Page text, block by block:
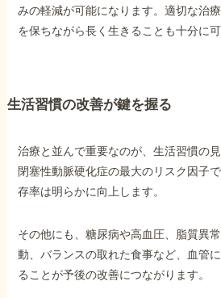
みの軽減が可能になります。適切な治
を保ちながら長く生きることも十分に可
生活習慣の改善が鍵を握る
治療と並んで重要なのが、生活習慣の
閉塞性動脈硬化症の最大のリスク因子
存率は明らかに向上します。
その他にも、糖尿病や高血圧、脂質異
動、バランスの取れた食事など、血管
ることが予後の改善につながります。